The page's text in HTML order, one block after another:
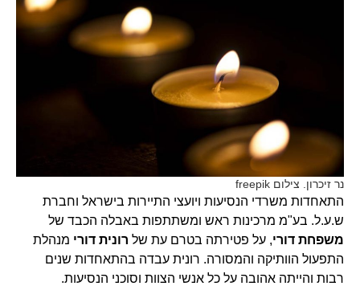
נר זיכרון. צילום freepik
התאחדות משרדי הנסיעות ויועצי התיירות בישראל וחברת
ש.ע.ל. בע"מ מרכינות ראש ומשתתפות באבלה הכבד של
משפחת דורי, על פטירתה בטרם עת של רונית דורי מנהלת
התפעול הוותיקה והמסורה. רונית עבדה בהתאחדות שנים
רבות והייתה אהובה על כל אנשי הצוות וסוכני הנסיעות.